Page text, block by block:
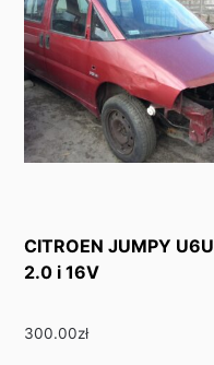
CITROEN JUMPY U6U
2.0 i 16V
300.00zł